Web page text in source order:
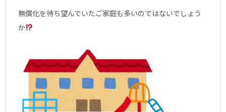
無償化を待ち望んでいたご家庭も多いのではないでしょう
か